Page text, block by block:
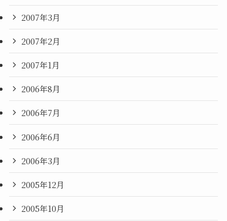
2007年3月
2007年2月
2007年1月
2006年8月
2006年7月
2006年6月
2006年3月
2005年12月
2005年10月